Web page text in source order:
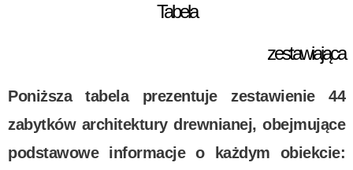
Tabela
zestawiająca
Poniższa tabela prezentuje zestawienie 44
zabytków architektury drewnianej, obejmujące
podstawowe informacje o każdym obiekcie: